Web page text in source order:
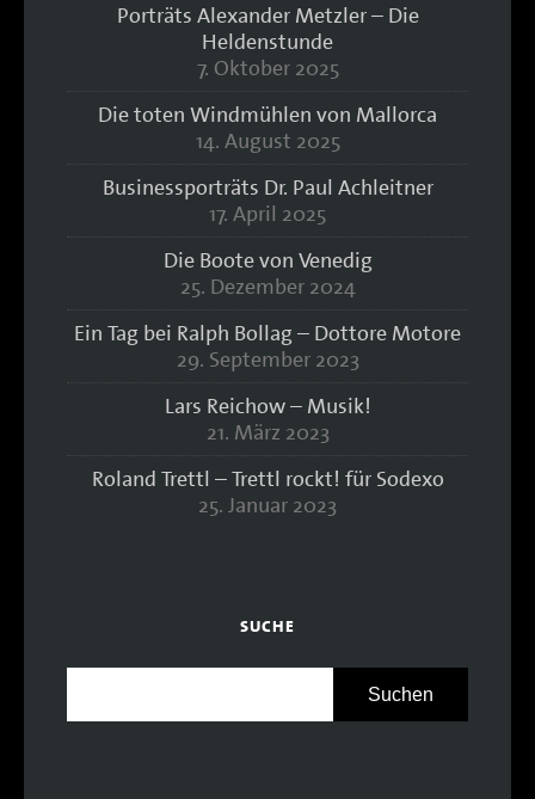
Porträts Alexander Metzler – Die
Heldenstunde
7. Oktober 2025
Die toten Windmühlen von Mallorca
14. August 2025
Businessporträts Dr. Paul Achleitner
17. April 2025
Die Boote von Venedig
25. Dezember 2024
Ein Tag bei Ralph Bollag – Dottore Motore
29. September 2023
Lars Reichow – Musik!
21. März 2023
Roland Trettl – Trettl rockt! für Sodexo
25. Januar 2023
SUCHE